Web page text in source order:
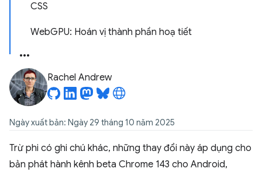
CSS
WebGPU: Hoán vị thành phần hoạ tiết
Rachel Andrew
Ngày xuất bản: Ngày 29 tháng 10 năm 2025
Trừ phi có ghi chú khác, những thay đổi này áp dụng cho
bản phát hành kênh beta Chrome 143 cho Android,